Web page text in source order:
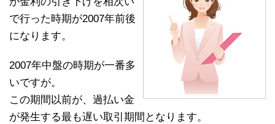
で行った時期が2007年前後
になります。
2007年中盤の時期が一番多
いですが。
この期間以前が、過払い金
が発生する最も遅い取引期間となります。